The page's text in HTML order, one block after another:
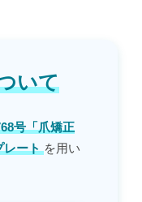
いて
号「爪矯正
レート を用い